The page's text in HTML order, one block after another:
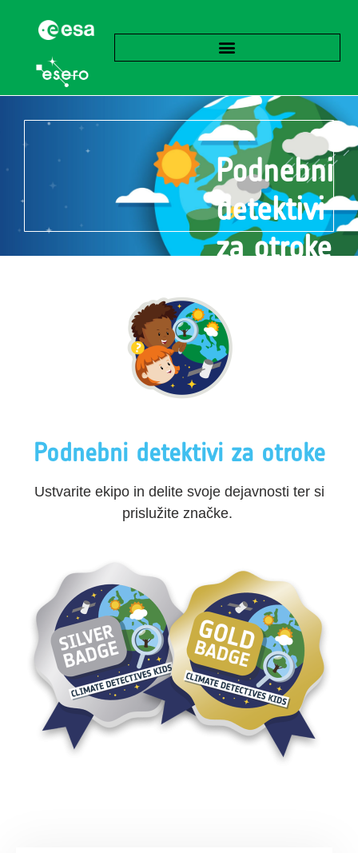
Podnebni
detektivi
za otroke
Podnebni detektivi za otroke
Ustvarite ekipo in delite svoje dejavnosti ter si
prislužite značke.